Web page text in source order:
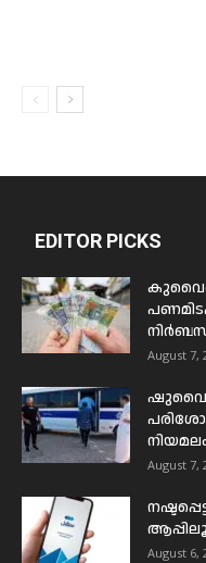
EDITOR PICKS
August 7,
August 7,
August 6,